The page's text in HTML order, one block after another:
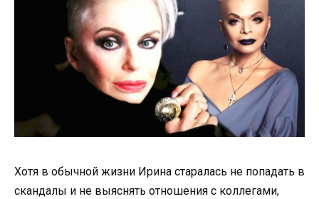
Хотя в обычной жизни Ирина старалась не попадать в
скандалы и не выяснять отношения с коллегами,